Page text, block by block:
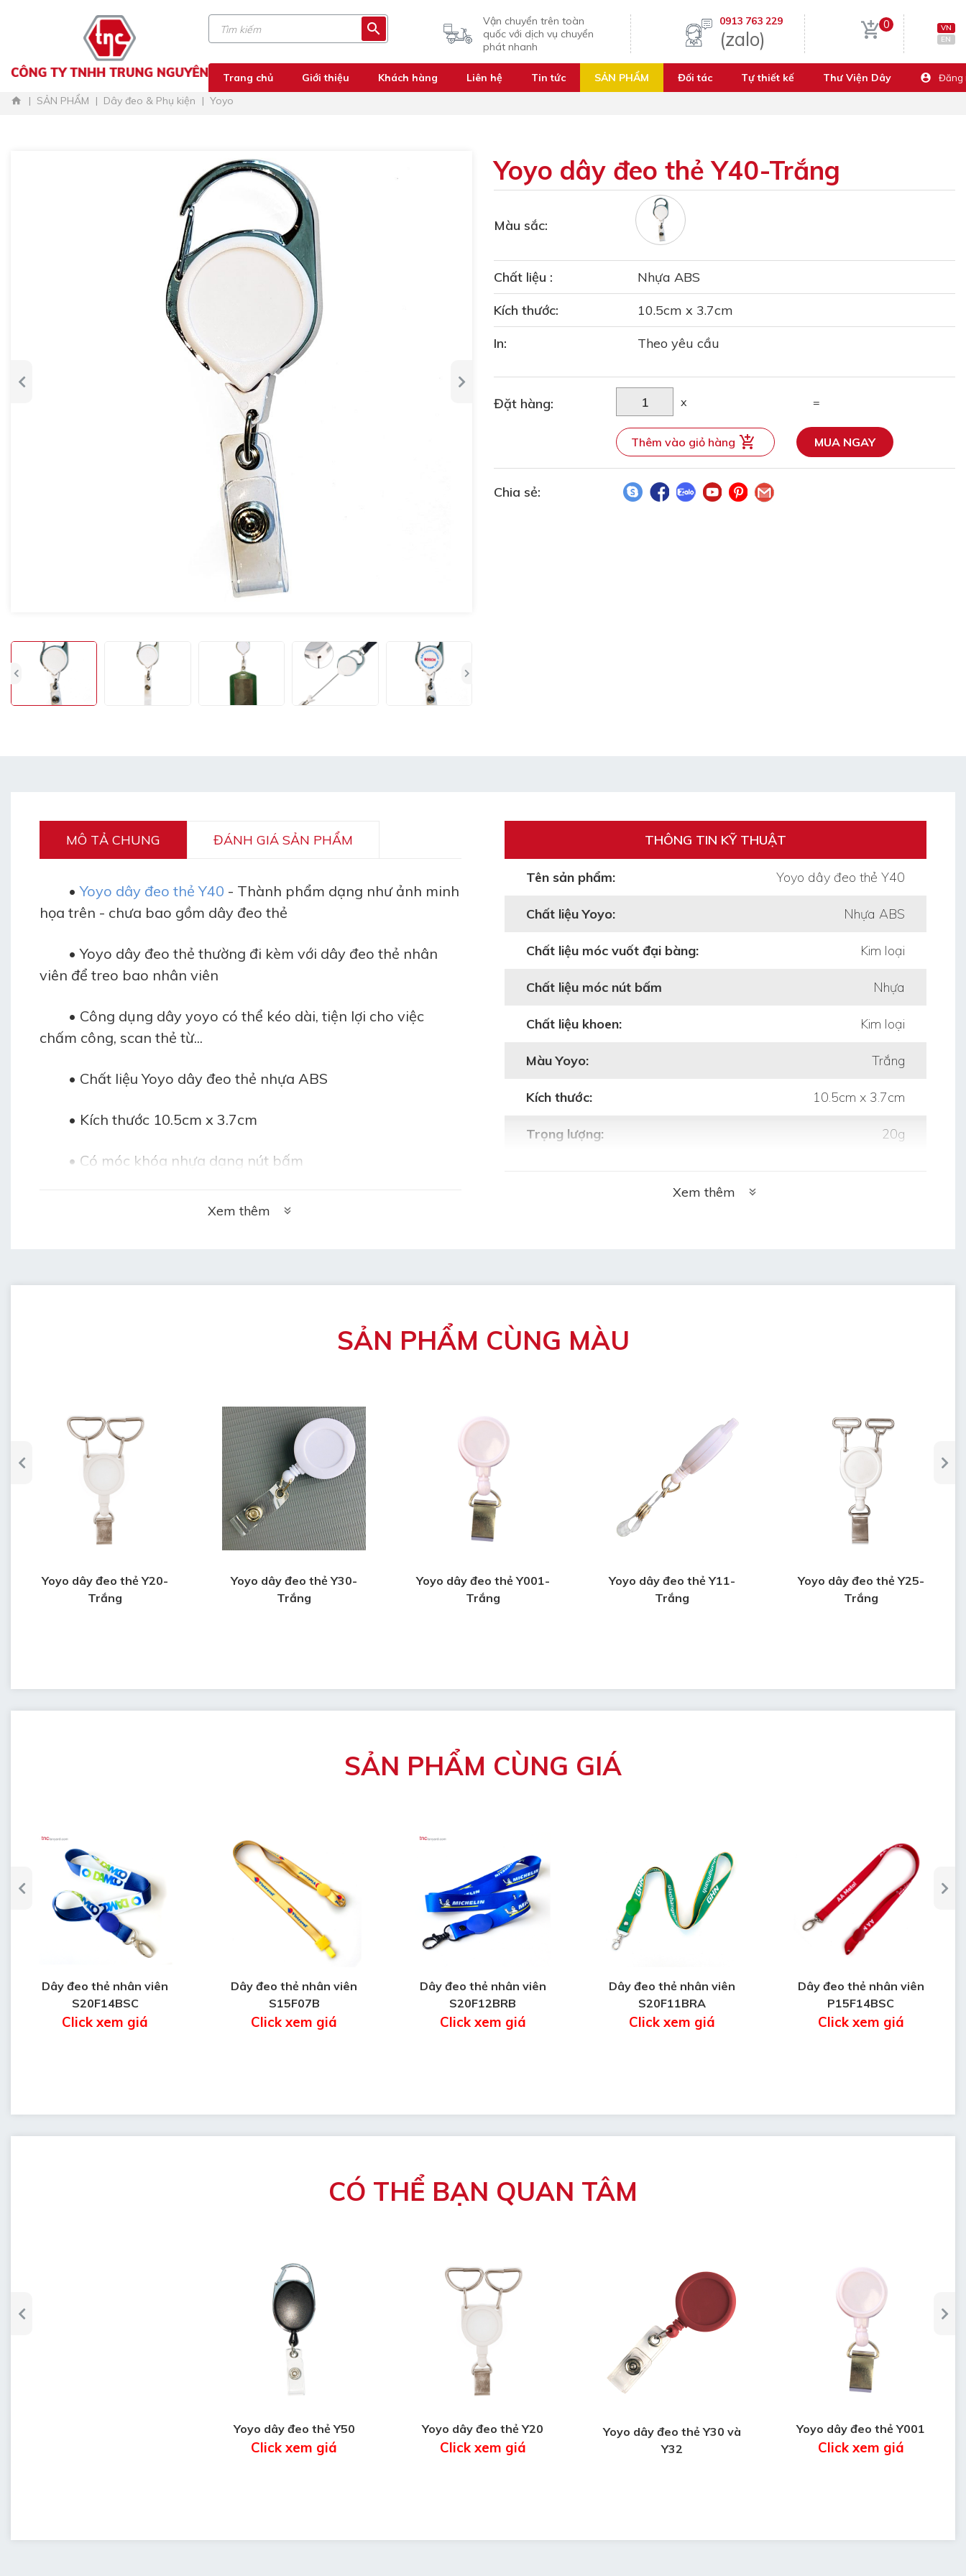
Vận chuyển trên toàn
quốc với dịch vụ chuyển
phát nhanh
0913 763 229
(zalo)
0
VN
EN
Trang chủ Giới thiệu Khách hàng Liên hệ Tin tức SẢN PHẨM Đối tác Tự thiết kế Thư Viện Dây Đăng
SẢN PHẨM Dây đeo & Phụ kiện Yoyo
Yoyo dây đeo thẻ Y40-Trắng
Màu sắc:
Chất liệu :
Nhựa ABS
Kích thước:
10.5cm x 3.7cm
In:
Theo yêu cầu
Đặt hàng: x =
Thêm vào giỏ hàng MUA NGAY
Chia sẻ:
MÔ TẢ CHUNG ĐÁNH GIÁ SẢN PHẨM
•Yoyo dây đeo thẻ Y40 - Thành phẩm dạng như ảnh minh
họa trên - chưa bao gồm dây đeo thẻ
• Yoyo dây đeo thẻ thường đi kèm với dây đeo thẻ nhân
viên để treo bao nhân viên
• Công dụng dây yoyo có thể kéo dài, tiện lợi cho việc
chấm công, scan thẻ từ...
• Chất liệu Yoyo dây đeo thẻ nhựa ABS
• Kích thước 10.5cm x 3.7cm
• Có móc khóa nhựa dạng nút bấm
• In lên mặt trước và sau Yoyo theo yêu cầu
• Bảo hành: 3 tháng khi chưa sử dụng mà bị hỏng
• Bảo quản: lưu kho nơi khô ráo, thoáng mát.
Xem thêm
THÔNG TIN KỸ THUẬT
Tên sản phẩm: Yoyo dây đeo thẻ Y40
Chất liệu Yoyo: Nhựa ABS
Chất liệu móc vuốt đại bàng: Kim loại
Chất liệu móc nút bấm Nhựa
Chất liệu khoen: Kim loại
Màu Yoyo: Trắng
Kích thước: 10.5cm x 3.7cm
Trọng lượng: 20g
Xem thêm
SẢN PHẨM CÙNG MÀU
Yoyo dây đeo thẻ Y20-
Trắng
Yoyo dây đeo thẻ Y30-
Trắng
Yoyo dây đeo thẻ Y001-
Trắng
Yoyo dây đeo thẻ Y11-
Trắng
Yoyo dây đeo thẻ Y25-
Trắng
SẢN PHẨM CÙNG GIÁ
Dây đeo thẻ nhân viên
S20F14BSC
Click xem giá
Dây đeo thẻ nhân viên
S15F07B
Click xem giá
Dây đeo thẻ nhân viên
S20F12BRB
Click xem giá
Dây đeo thẻ nhân viên
S20F11BRA
Click xem giá
Dây đeo thẻ nhân viên
P15F14BSC
Click xem giá
CÓ THỂ BẠN QUAN TÂM
Yoyo dây đeo thẻ Y50
Click xem giá
Yoyo dây đeo thẻ Y20
Click xem giá
Yoyo dây đeo thẻ Y30 và
Y32
Yoyo dây đeo thẻ Y001
Click xem giá